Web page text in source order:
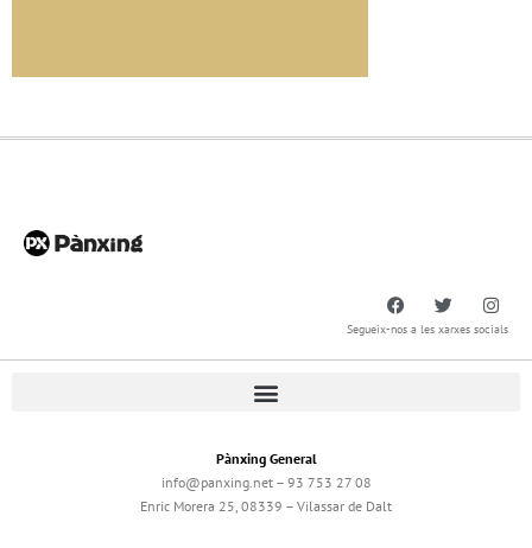
Segueix-nos a les xarxes socials
Pànxing General
info@panxing.net – 93 753 27 08
Enric Morera 25, 08339 – Vilassar de Dalt